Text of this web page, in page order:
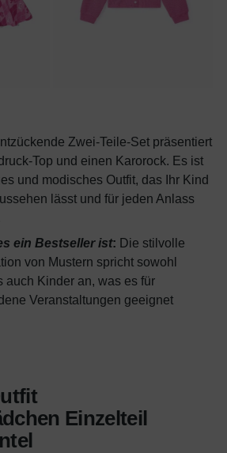
Zwei-Teile-Set präsentiert
Top und einen Karorock. Es ist
und modisches Outfit, das Ihr Kind
lässt und für jeden Anlass
ein Bestseller ist: Die stilvolle
von Mustern spricht sowohl
auch Kinder an, was es für
Veranstaltungen geeignet
Einzelteil